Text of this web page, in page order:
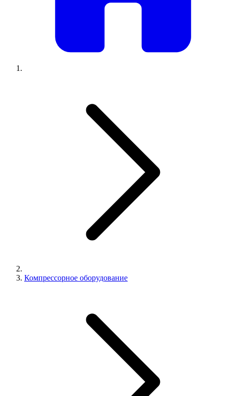
Компрессорное оборудование